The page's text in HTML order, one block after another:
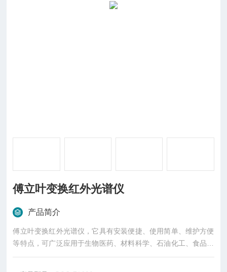
傅立叶变换红外光谱仪
产品简介
傅立叶变换红外光谱仪，它具有安装便捷、使用简单、维护方便
等特点，可广泛应用于生物医药、材料科学、石油化工、食品安
全、环境保护等众多领域，是生产、科研等.....